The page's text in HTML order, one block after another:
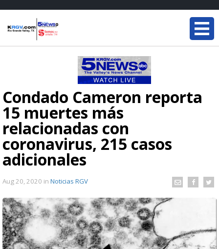
Condado Cameron reporta
15 muertes más
relacionadas con
coronavirus, 215 casos
adicionales
Aug 20, 2020 in Noticias RGV